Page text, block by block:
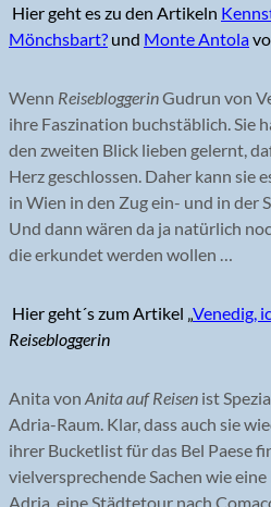
Hier geht es zu den Artikeln
Mönchsbart? und Monte Antola
Wenn ReisebloggerinGudrun von
ihre Faszination buchstäblich. Sie
den zweiten Blick lieben gelernt,
Herz geschlossen. Daher kann sie
in Wien in den Zug ein- und in der
Und dann wären da ja natürlich
die erkundet werden wollen …
Hier geht´s zum Artikel „ Venedig,
Reisebloggerin
Anita von Anita auf Reisen ist
Adria-Raum. Klar, dass auch sie
ihrer Bucketlist für das Bel Paese
vielversprechende Sachen wie
Adria, eine Städtetour nach